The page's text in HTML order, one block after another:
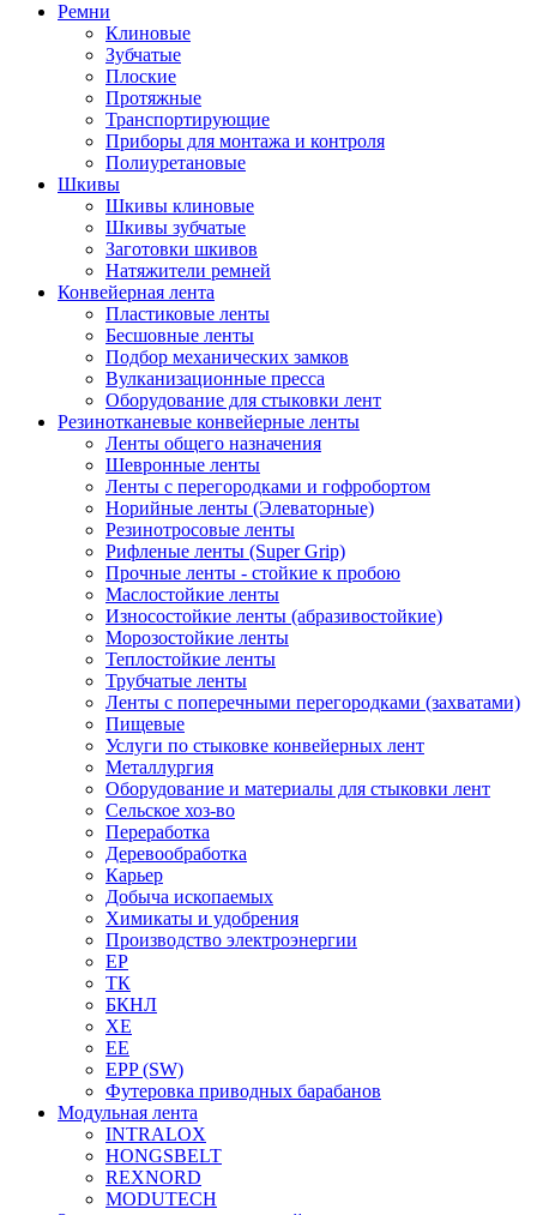
Ремни
Клиновые
Зубчатые
Плоские
Протяжные
Транспортирующие
Приборы для монтажа и контроля
Полиуретановые
Шкивы
Шкивы клиновые
Шкивы зубчатые
Заготовки шкивов
Натяжители ремней
Конвейерная лента
Пластиковые ленты
Бесшовные ленты
Подбор механических замков
Вулканизационные пресса
Оборудование для стыковки лент
Резинотканевые конвейерные ленты
Ленты общего назначения
Шевронные ленты
Ленты с перегородками и гофробортом
Норийные ленты (Элеваторные)
Резинотросовые ленты
Рифленые ленты (Super Grip)
Прочные ленты - стойкие к пробою
Маслостойкие ленты
Износостойкие ленты (абразивостойкие)
Морозостойкие ленты
Теплостойкие ленты
Трубчатые ленты
Ленты с поперечными перегородками (захватами)
Пищевые
Услуги по стыковке конвейерных лент
Металлургия
Оборудование и материалы для стыковки лент
Сельское хоз-во
Переработка
Деревообработка
Карьер
Добыча ископаемых
Химикаты и удобрения
Производство электроэнергии
EP
ТК
БКНЛ
XE
EE
EPP (SW)
Футеровка приводных барабанов
Модульная лента
INTRALOX
HONGSBELT
REXNORD
MODUTECH